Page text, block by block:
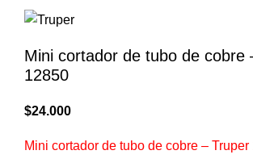
Mini cortador de tubo de cobre
12850
$24.000
Mini cortador de tubo de cobre – Truper